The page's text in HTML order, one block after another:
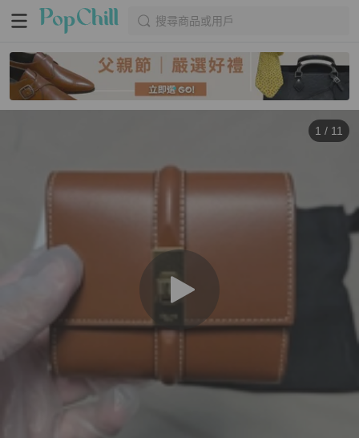
搜尋商品或用戶
1 / 11